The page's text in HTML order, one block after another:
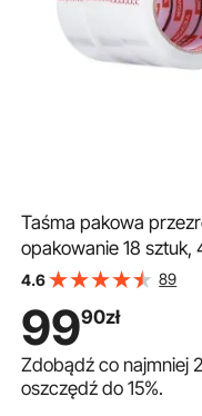
Taśma pakowa
opakowanie 18
0,068 mm,
4.6 89
9990zł
Zdobądź co najmniej
oszczędź do15%.